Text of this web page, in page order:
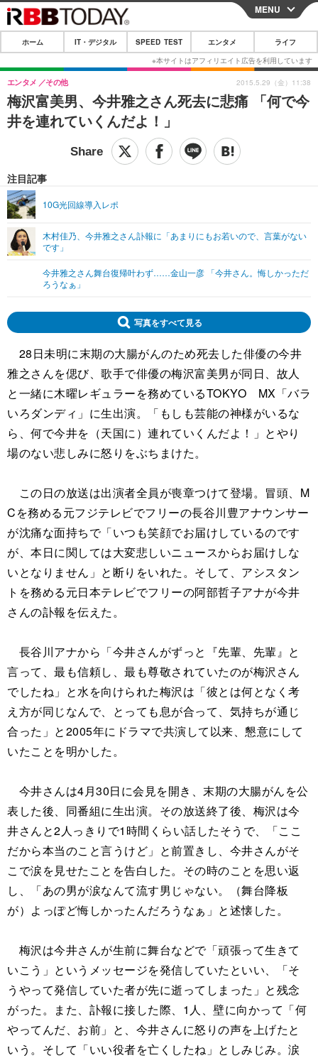
CLOSE
ホーム
IT・デジタル
IT・デジタルTOP スマートフォン
その他
SPEED TEST
映画・ドラマ
グラビア
ショッピング その他
ライフTOP
リリース一覧
プッシュ通知の停止方法
MENU
ホーム IT・デジタル SPEED TEST エンタメ ライフ
梅沢富美男、今井雅之さん死去に悲痛 「何で今
井を連れていくんだよ！」
エンタメ その他
注目記事
10G光回線導入レポ
木村佳乃、今井雅之さん訃報に「あまりにもお若いので、言葉がない
です」
今井雅之さん舞台復帰叶わず……金山一彦 「今井さん。悔しかっただ
ろうなぁ」
2015.5.29（金）11:38
写真をすべて見る
28日未明に末期の大腸がんのため死去した俳優の今井
雅之さんを偲び、歌手で俳優の梅沢富美男が同日、故人
と一緒に木曜レギュラーを務めているTOKYO MX「バラ
いろダンディ」に生出演。「もしも芸能の神様がいるな
ら、何で今井を（天国に）連れていくんだよ！」とやり
場のない悲しみに怒りをぶちまけた。
この日の放送は出演者全員が喪章つけて登場。冒頭、M
Cを務める元フジテレビでフリーの長谷川豊アナウンサー
が沈痛な面持ちで「いつも笑顔でお届けしているのです
が、本日に関しては大変悲しいニュースからお届けしな
いとなりません」と断りをいれた。そして、アシスタン
トを務める元日本テレビでフリーの阿部哲子アナが今井
さんの訃報を伝えた。
長谷川アナから「今井さんがずっと『先輩、先輩』と
言って、最も信頼し、最も尊敬されていたのが梅沢さん
でしたね」と水を向けられた梅沢は「彼とは何となく考
え方が同じなんで、とっても息が合って、気持ちが通じ
合った」と2005年にドラマで共演して以来、懇意にして
いたことを明かした。
今井さんは4月30日に会見を開き、末期の大腸がんを公
表した後、同番組に生出演。その放送終了後、梅沢は今
井さんと2人っきりで1時間くらい話したそうで、「ここ
だから本当のこと言うけど」と前置きし、今井さんがそ
こで涙を見せたことを告白した。その時のことを思い返
し、「あの男が涙なんて流す男じゃない。（舞台降板
が）よっぽど悔しかったんだろうなぁ」と述懐した。
梅沢は今井さんが生前に舞台などで「頑張って生きて
いこう」というメッセージを発信していたといい、「そ
うやって発信していた者が先に逝ってしまった」と残念
がった。また、訃報に接した際、1人、壁に向かって「何
やってんだ、お前」と、今井さんに怒りの声を上げたと
いう。そして「いい役者を亡くしたね」としみじみ。涙